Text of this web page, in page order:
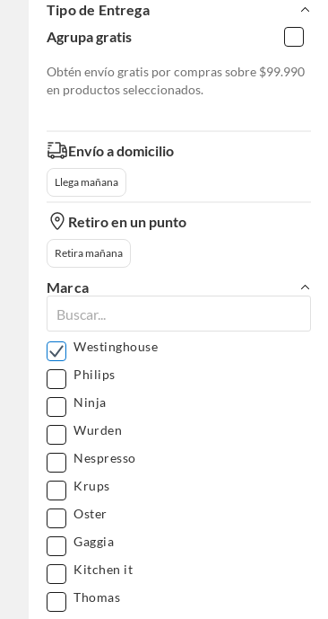
Tipo de Entrega
Agrupa gratis
Obtén envío gratis por compras sobre $99.990
en productos seleccionados.
Envío a domicilio
Llega mañana
Retiro en un punto
Retira mañana
Marca
Westinghouse
Philips
Ninja
Wurden
Nespresso
Krups
Oster
Gaggia
Kitchen it
Thomas